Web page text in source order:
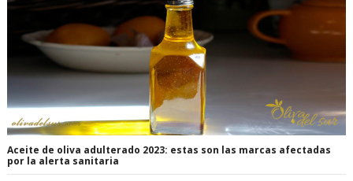
Aceite de oliva adulterado 2023: estas son las marcas afectadas
por la alerta sanitaria